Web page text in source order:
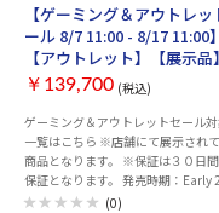
【ゲーミング＆アウトレッ
ール 8/7 11:00 - 8/17 11:00】
【アウトレット】【展示品】
Apple MacBook Air M4 13.6
チ Liquid Retinaディスプ
MC6T4J/A [スカイブルー]
￥139,700 (税込)
ゲーミング＆アウトレットセール
一覧はこちら ※店舗にて展示されていた
商品となります。 ※保証は３０日
保証となります。 発売時期：Early 2025
CPU：Apple M4チップ 10コア メモ
(0)